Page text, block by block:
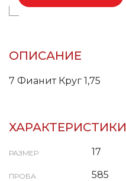
ОПИСАНИЕ
7 Фианит Круг 1,75
ХАРАКТЕРИСТИКИ
РАЗМЕР 17
ПРОБА 585